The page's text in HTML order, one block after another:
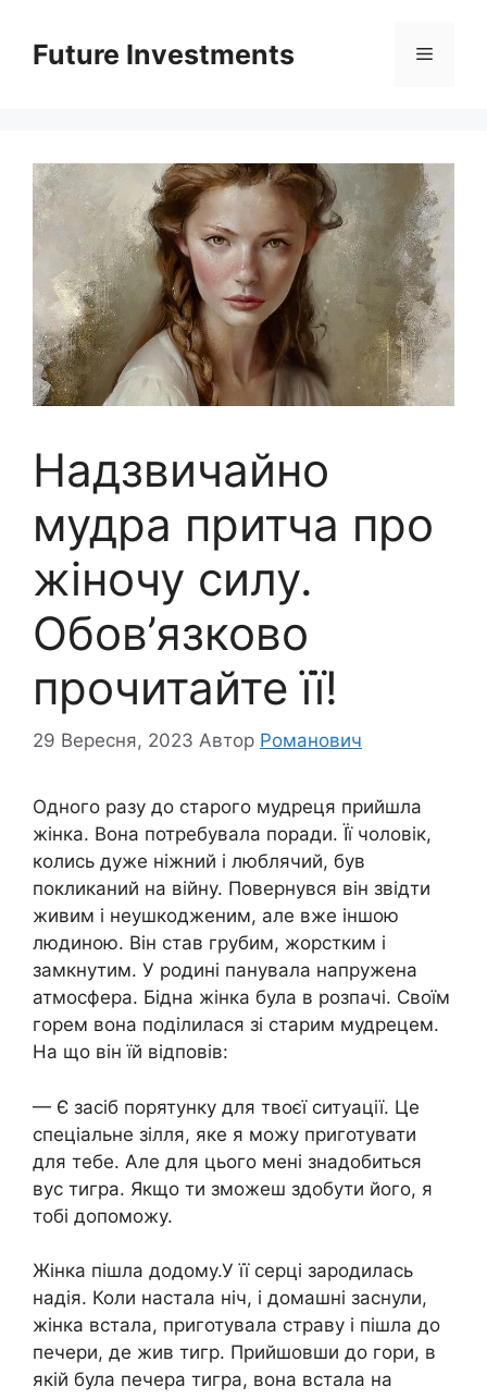
вмістуFuture Investments Меню
Надзвичайно
мудра притча про
жіночу силу.
Обов’язково
прочитайте її!
29 Вересня, 2023 Автор Романович
Одного разу до старого мудреця прийшла
жінка. Вона потребувала поради. Її чоловік,
колись дуже ніжний і люблячий, був
покликаний на війну. Повернувся він звідти
живим і неушкодженим, але вже іншою
людиною. Він став грубим, жорстким і
замкнутим. У родині панувала напружена
атмосфера. Бідна жінка була в розпачі. Своїм
горем вона поділилася зі старим мудрецем.
На що він їй відповів:
— Є засіб порятунку для твоєї ситуації. Це
спеціальне зілля, яке я можу приготувати
для тебе. Але для цього мені знадобиться
вус тигра. Якщо ти зможеш здобути його, я
тобі допоможу.
Жінка пішла додому.У її серці зародилась
надія. Коли настала ніч, і домашні заснули,
жінка встала, приготувала страву і пішла до
печери, де жив тигр. Прийшовши до гори, в
якій була печера тигра, вона встала на